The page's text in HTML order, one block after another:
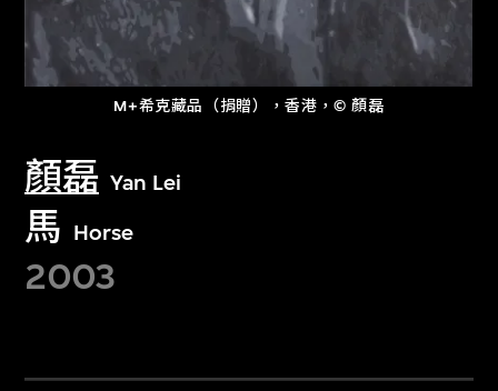
M+希克藏品（捐贈），香港，© 顏磊
顏磊 Yan Lei
馬 Horse
2003
文化藏品。